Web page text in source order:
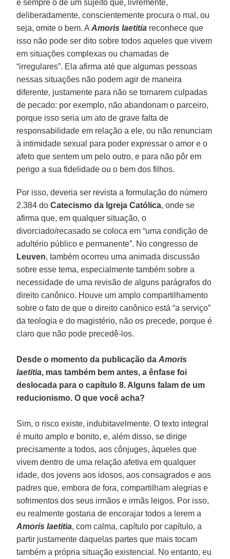
é sempre o de um sujeito que, livremente,
deliberadamente, conscientemente procura o mal, ou
seja, omite o bem. AAmoris laetitia reconhece que
isso não pode ser dito sobre todos aqueles que vivem
em situações complexas ou chamadas de
“irregulares”. Ela afirma até que algumas pessoas
nessas situações não podem agir de maneira
diferente, justamente para não se tornarem culpadas
de pecado: por exemplo, não abandonam o parceiro,
porque isso seria um ato de grave falta de
responsabilidade em relação a ele, ou não renunciam
à intimidade sexual para poder expressar o amor e o
afeto que sentem um pelo outro, e para não pôr em
perigo a sua fidelidade ou o bem dos filhos.
Por isso, deveria ser revista a formulação do número
2.384 doCatecismo da Igreja Católica, onde se
afirma que, em qualquer situação, o
divorciado/recasado se coloca em “uma condição de
adultério público e permanente”. No congresso de
Leuven, também ocorreu uma animada discussão
sobre esse tema, especialmente também sobre a
necessidade de uma revisão de alguns parágrafos do
direito canônico. Houve um amplo compartilhamento
sobre o fato de que o direito canônico está “a serviço”
da teologia e do magistério, não os precede, porque é
claro que não pode precedê-los.
Desde o momento da publicação daAmoris
laetitia, mas também bem antes, a ênfase foi
deslocada para o capítulo 8. Alguns falam de um
reducionismo. O que você acha?
Sim, o risco existe, indubitavelmente. O texto integral
é muito amplo e bonito, e, além disso, se dirige
precisamente a todos, aos cônjuges, àqueles que
vivem dentro de uma relação afetiva em qualquer
idade, dos jovens aos idosos, aos consagrados e aos
padres que, embora de fora, compartilham alegrias e
sofrimentos dos seus irmãos e irmãs leigos. Por isso,
eu realmente gostaria de encorajar todos a lerem a
Amoris laetitia, com calma, capítulo por capítulo, a
partir justamente daquelas partes que mais tocam
também a própria situação existencial. No entanto, eu